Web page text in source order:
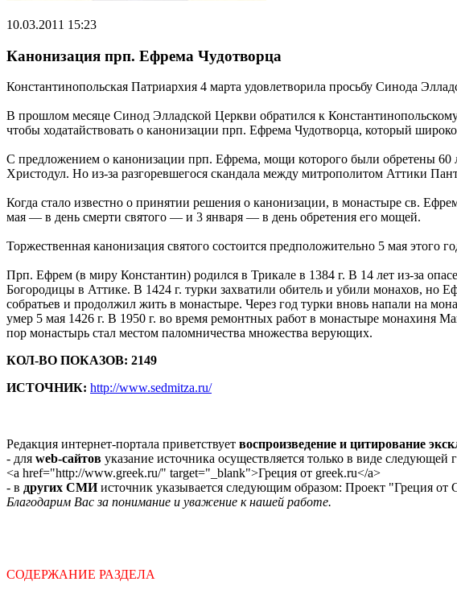
10.03.2011 15:23
Канонизация прп. Ефрема Чудотворца
Константинопольская Патриархия 4 марта удовлетворила просьбу Синода
В прошлом месяце Синод Элладской Церкви обратился к
чтобы ходатайствовать о канонизации прп. Ефрема Чудотворца, который
С предложением о канонизации прп. Ефрема, мощи которого были обретены
Христодул. Но из-за разгоревшегося скандала между митрополитом Аттики
Когда стало известно о принятии решения о канонизации, в монастыре св.
мая — в день смерти святого — и 3 января — в день обретения его мощей.
Торжественная канонизация святого состоится предположительно 5 мая этого
Прп. Ефрем (в миру Константин) родился в Трикале в 1384 г. В 14 лет из-за
Богородицы в Аттике. В 1424 г. турки захватили обитель и убили монахов, но
собратьев и продолжил жить в монастыре. Через год турки вновь напали на
умер 5 мая 1426 г. В 1950 г. во время ремонтных работ в монастыре монахиня
пор монастырь стал местом паломничества множества верующих.
КОЛ-ВО ПОКАЗОВ: 2149
ИСТОЧНИК: http://www.sedmitza.ru/
Редакция интернет-портала приветствует воспроизведение и цитирование
- для web-сайтов указание источника осуществляется только в виде следующей
<a href="http://www.greek.ru/" target="_blank">Греция от greek.ru</a>
- в других СМИисточник указывается следующим образом: Проект "Греция от
Благодарим Вас за понимание и уважение к нашей работе.
СОДЕРЖАНИЕ РАЗДЕЛА